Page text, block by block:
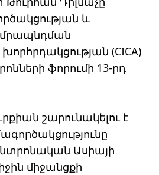
և
(CICA)
ֆորումի 13-րդ
շարունակելու է
Ասիայի
միջանցքի